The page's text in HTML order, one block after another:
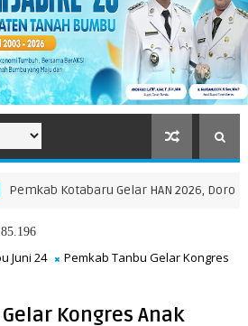
Kotabaru Gelar HAN 2026, Dorong
Juni 24
Pemkab Tanbu Gelar Kongres
Kongres Anak